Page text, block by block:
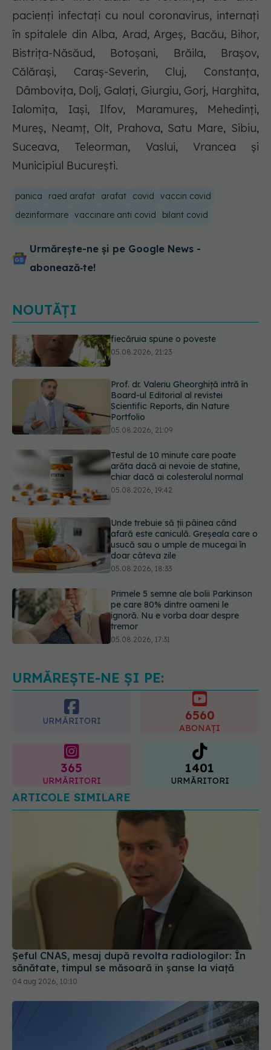
pacienți infectați cu noul coronavirus, internați
în spitalele din Alba, Arad, Argeș, Bacău, Bihor,
Bistrița-Năsăud, Botoșani, Brăila, Brașov,
Călărași, Caraș-Severin, Cluj, Constanța,
Dâmbovița, Dolj, Galați, Giurgiu, Gorj, Harghita,
Ialomiţa, Iași, Ilfov, Maramureş, Mehedinți,
Mureș, Neamț, Olt, Prahova, Satu Mare, Sibiu,
Suceava, Teleorman, Vaslui, Vrancea și
Municipiul București.
panica raed arafat arafat covid
vaccin covid
dezinformare vaccinare anti covid bilant covid
Urmărește-ne și pe Google News -
abonează‑te!
NOUTĂȚI
Prof. dr. Valeriu Gheorghiță intră în
Portfolio
05.08.2026, 21:09
Testul de 10 minute care poate
arăta dacă ai nevoie de statine,
05.08.2026, 19:42
Unde trebuie să ții pâinea când
doar câteva zile
05.08.2026, 18:33
Primele 5 semne ale bolii Parkinson
pe care 80% dintre oameni le
tremor
05.08.2026, 17:31
Gabriela Cristea, manifest pentru
respect și acceptare: Corpul
URMĂREȘTE-NE ȘI PE:
URMĂRITORI 6560
ABONAȚI
365
URMĂRITORI
1401
URMĂRITORI
ARTICOLE SIMILARE
Șeful CNAS, mesaj după revolta radiologilor: În
sănătate, timpul se măsoară în șanse la viață
04 aug 2026, 10:10